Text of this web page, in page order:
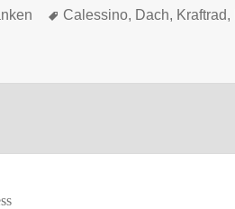
Schlagwörter
Calessino, Dach, Kraftrad,
In der Ape oder auf der Ape?